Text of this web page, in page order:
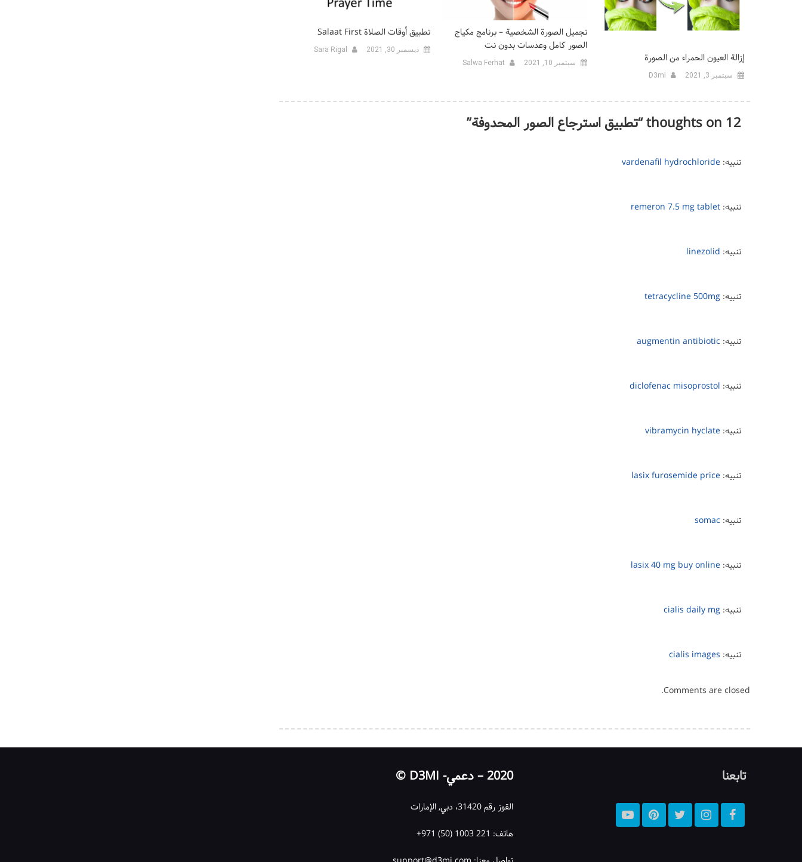
إزالة العيون الحمراء من الصورة
سبتمبر 3, 2021 D3mi
تجميل الصورة الشخصية – برنامج مكياج
الصور كامل وعدسات بدون نت
سبتمبر 10, 2021 Salwa Ferhat
تطبيق أوقات الصلاة Salaat First
ديسمبر 30, 2021 Sara Rigal
12 thoughts on “ تطبيق استرجاع الصور المحدوفة”
تنبيه: vardenafil hydrochloride
تنبيه: remeron 7.5 mg tablet
تنبيه: linezolid
تنبيه: tetracycline 500mg
تنبيه: augmentin antibiotic
تنبيه: diclofenac misoprostol
تنبيه: vibramycin hyclate
تنبيه: lasix furosemide price
تنبيه: somac
تنبيه: lasix 40 mg buy online
تنبيه: cialis daily mg
تنبيه: cialis images
Comments are closed.
تابعنا 2020 – دعمي- D3MI ©
القوز رقم 31420، دبي, الإمارات
هاتف: 221 1003 (50) 971+